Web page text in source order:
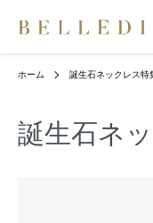
ホーム 誕生石ネックレス特
誕生石ネ